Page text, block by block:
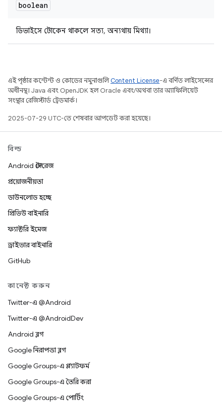
boolean
ডিভাইসে টোকেন থাকলে সত্য, অন্যথায় মিথ্যা।
এই পৃষ্ঠার কন্টেন্ট ও কোডের নমুনাগুলিContent License-এ বর্ণিত লাইসেন্সের
অধীনস্থ। Java এবং OpenJDK হল Oracle এবং/অথবা তার অ্যাফিলিয়েট
সংস্থার রেজিস্টার্ড ট্রেডমার্ক।
2025-07-29 UTC-তে শেষবার আপডেট করা হয়েছে।
বিল্ড
Android স্টোরেজ
প্রয়োজনীয়তা
ডাউনলোড হচ্ছে
প্রিভিউ বাইনারি
ফ্যাক্টরি ইমেজ
ড্রাইভার বাইনারি
GitHub
কানেক্ট করুন
Twitter-এ @Android
Twitter-এ @AndroidDev
Android ব্লগ
Google নিরাপত্তা ব্লগ
Google Groups-এ প্ল্যাটফর্ম
Google Groups-এ তৈরি করা
Google Groups-এ পোর্টিং